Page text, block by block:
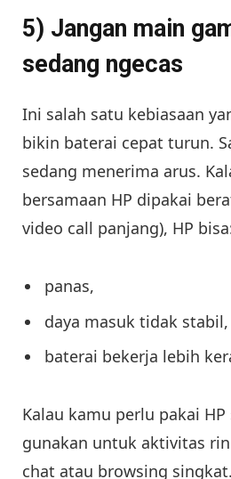
5) Jangan main
sedang ngecas
Ini salah satu kebiasaan
bikin baterai cepat turun.
sedang menerima arus.
bersamaan HP dipakai
video call panjang), HP
panas,
daya masuk tidak stabil,
baterai bekerja lebih
Kalau kamu perlu pakai HP
gunakan untuk aktivitas
chat atau browsing singkat.